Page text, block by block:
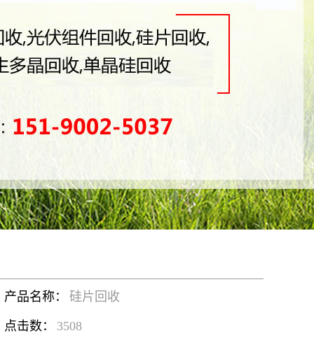
产品名称： 硅片回收
点击数： 3508